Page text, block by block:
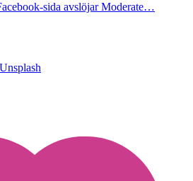
sida avslöjar Moderate…